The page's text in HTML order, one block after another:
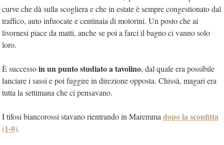
curve che dà sulla scogliera e che in estate è sempre congestionato dal
traffico, auto infuocate e centinaia di motorini. Un posto che ai
livornesi piace da matti, anche se poi a farci il bagno ci vanno solo
loro.
È successoin un punto studiato a tavolino, dal quale era possibile
lanciare i sassi e poi fuggire in direzione opposta. Chissà, magari era
tutta la settimana che ci pensavano.
I tifosi biancorossi stavano rientrando in Maremma dopo la sconfitta
(1-0).